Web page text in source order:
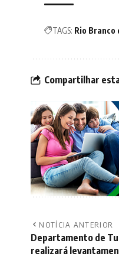
TAGS: Rio Branco
Compartilhar
NOTÍCIA ANTERIOR
Departamento de
realizará